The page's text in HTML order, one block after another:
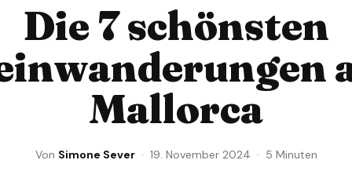
Die 7 schönsten
Mallorca
Von Simone Sever· 19. November 2024 · 5 Minuten